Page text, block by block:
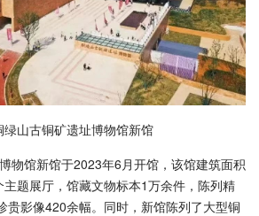
绿山古铜矿遗址博物馆新馆
物馆新馆于2023年6月开馆，该馆建筑面积
题展厅，馆藏文物标本1万余件，陈列精
贵影像420余幅。同时，新馆陈列了大型铜